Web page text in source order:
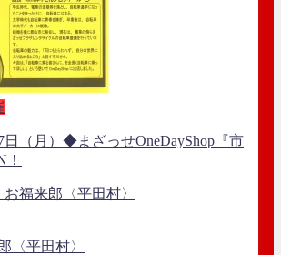
日（月）◆まざっせOneDayShop『市
平田村〉